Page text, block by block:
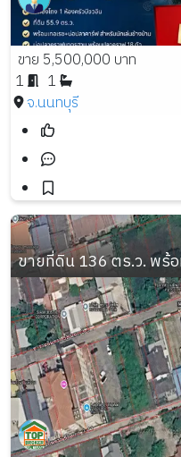
ขาย 5,500,000 บาท
1
1
จ.นนทบุรี
ขายที่ดิน 136 ตร.ว. พร้